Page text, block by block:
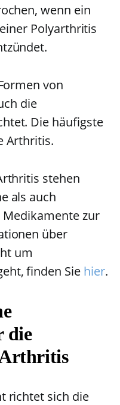
wenn ein
Polyarthritis
von
die
Die häufigste
Arthritis.
stehen
als auch
zur
über
um
finden Sie hier.
die
richtet sich die